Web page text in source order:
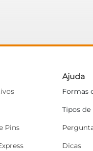
Pins
Ajuda
Formas
Tipos
Dicas